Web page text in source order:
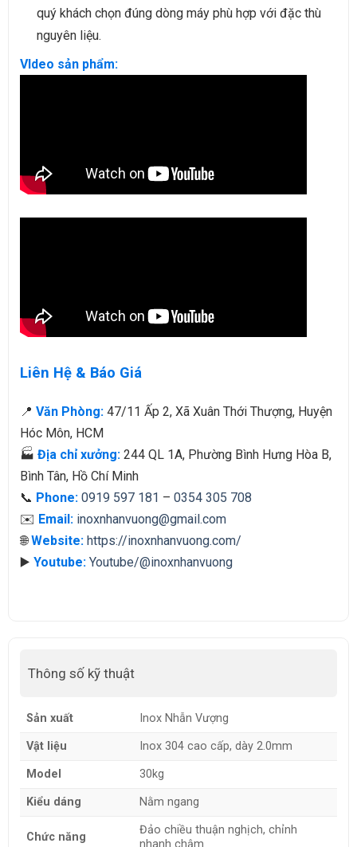
quý khách chọn đúng dòng máy phù hợp với đặc thù
nguyên liệu.
VIdeo sản phẩm:
Liên Hệ & Báo Giá
📍 Văn Phòng:47/11 Ấp 2, Xã Xuân Thới Thượng, Huyện
Hóc Môn, HCM
🏭 Địa chỉ xưởng:244 QL 1A, Phường Bình Hưng Hòa B,
Bình Tân, Hồ Chí Minh
📞 Phone: 0919 597 181 – 0354 305 708
✉️ Email: inoxnhanvuong@gmail.com
🌐Website: https://inoxnhanvuong.com/
▶️ Youtube: Youtube/@inoxnhanvuong
Thông số kỹ thuật
Sản xuất Inox Nhẫn Vượng
Vật liệu Inox 304 cao cấp, dày 2.0mm
Model 30kg
Kiểu dáng Nằm ngang
Chức năng
Đảo chiều thuận nghịch, chỉnh
nhanh chậm